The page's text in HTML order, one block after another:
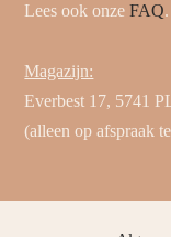
Lees ook onzeFAQ.
Magazijn:
Everbest 17, 5741
(alleen op afspraak